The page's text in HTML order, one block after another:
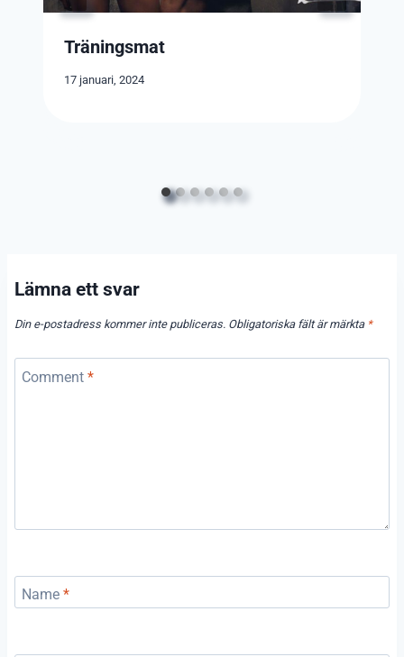
Träningsmat
17 januari, 2024
Lämna ett svar
Din e-postadress kommer inte publiceras. Obligatoriska fält är märkta *
Comment *
Name *